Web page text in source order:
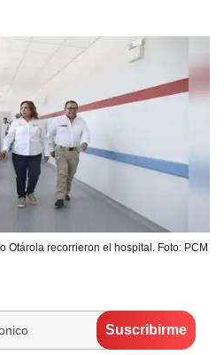
Otárola recorrieron el hospital. Foto: PCM